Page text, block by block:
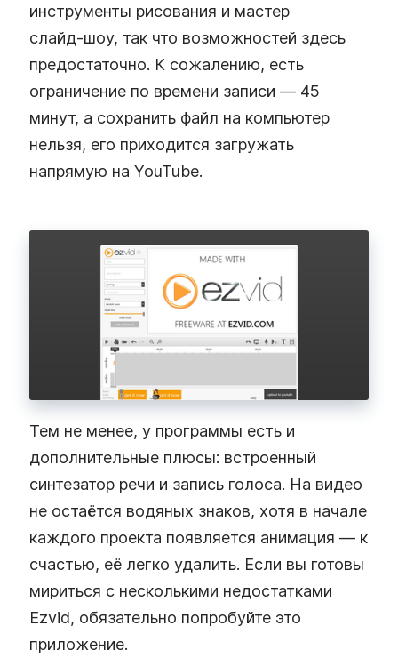
инструменты рисования и мастер
слайд‑шоу, так что возможностей здесь
предостаточно. К сожалению, есть
ограничение по времени записи — 45
минут, а сохранить файл на компьютер
нельзя, его приходится загружать
напрямую на YouTube.
Тем не менее, у программы есть и
дополнительные плюсы: встроенный
синтезатор речи и запись голоса. На видео
не остаётся водяных знаков, хотя в начале
каждого проекта появляется анимация — к
счастью, её легко удалить. Если вы готовы
мириться с несколькими недостатками
Ezvid, обязательно попробуйте это
приложение.